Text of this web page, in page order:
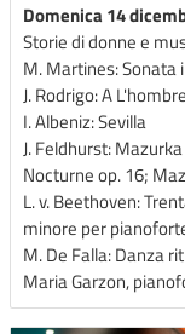
Domenica 14
Storie di donne e
M. Martines: Sonata
J. Rodrigo: A
I. Albeniz: Sevilla
J. Feldhurst:
Nocturne op. 16;
L. v. Beethoven:
minore per
M. De Falla: Danza
Maria Garzon,